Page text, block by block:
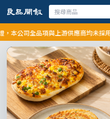
司全品項與上游供應商均未採用問題